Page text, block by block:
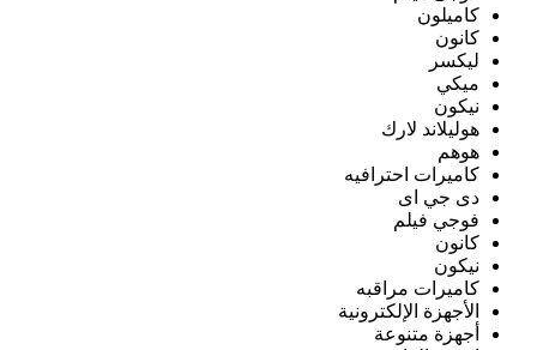
كاميلون
كانون
ليكسر
ميكي
نيكون
هوليلاند لارك
هوهم
كاميرات احترافيه
دى جي اى
فوجي فيلم
كانون
نيكون
كاميرات مراقبه
الأجهزة الإلكترونية
أجهزة متنوعة